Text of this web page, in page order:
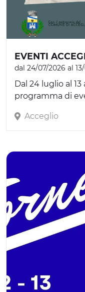
EVENTI
dal 24/07/2026 al
Dal 24 luglio al
programma di
Acceglio